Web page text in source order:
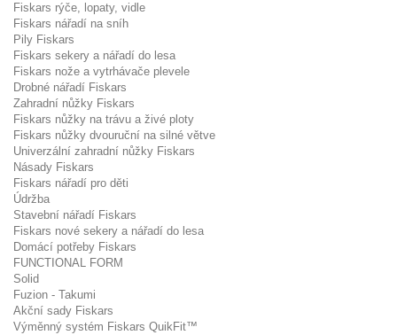
Fiskars rýče, lopaty, vidle
Fiskars nářadí na sníh
Pily Fiskars
Fiskars sekery a nářadí do lesa
Fiskars nože a vytrhávače plevele
Drobné nářadí Fiskars
Zahradní nůžky Fiskars
Fiskars nůžky na trávu a živé ploty
Fiskars nůžky dvouruční na silné větve
Univerzální zahradní nůžky Fiskars
Násady Fiskars
Fiskars nářadí pro děti
Údržba
Stavební nářadí Fiskars
Fiskars nové sekery a nářadí do lesa
Domácí potřeby Fiskars
FUNCTIONAL FORM
Solid
Fuzion - Takumi
Akční sady Fiskars
Výměnný systém Fiskars QuikFit™